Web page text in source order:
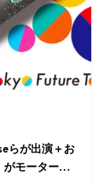
らが出演＋お
モーターシ